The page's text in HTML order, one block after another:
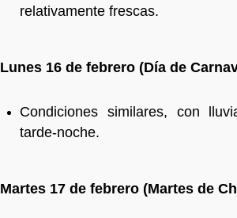
relativamente frescas.
Lunes 16 de febrero (Día de
Condiciones similares, con
tarde-noche.
Martes 17 de febrero (Martes de